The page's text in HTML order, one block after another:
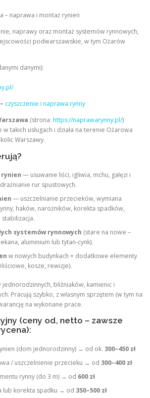
– naprawa i montaż rynien
naprawy oraz montaż systemów rynnowych,
podwarszawskie, w tym Ożarów
danymi):
czyszczenie i naprawa rynny
(strona: https://naprawarynny.pl/)
w takich usługach i działa na terenie Ożarowa
Warszawy.
rynien — usuwanie liści, igliwia, mchu, gałęzi i
rur spustowych.
— uszczelnianie przecieków, wymiana
haków, narożników, korekta spadków,
systemów rynnowych (stare na nowe –
aluminium lub tytan-cynk).
w nowych budynkach + dodatkowe elementy
kosze, rewizje).
bliźniaków, kamienic i
Pracują szybko, z własnym sprzętem (w tym na
na wykonane prace.
(ceny od, netto – zawsze
(dom jednorodzinny) → od ok. 300–450 zł
/ uszczelnienie przecieku → od 300–400 zł
rynny (do 3 m) → od 600 zł
lub korekta spadku → od 350–500 zł